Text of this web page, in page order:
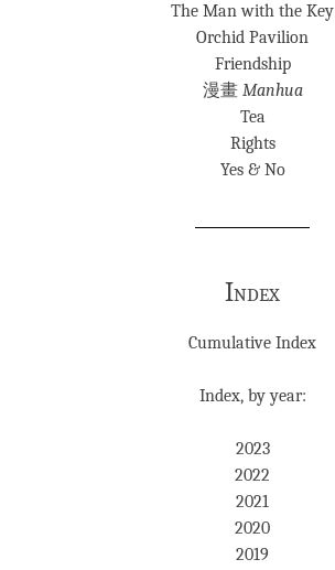
The Man with the Key
Orchid Pavilion
Friendship
漫畫 Manhua
Tea
Rights
Yes & No
Index
Cumulative Index
Index, by year:
2023
2022
2021
2020
2019